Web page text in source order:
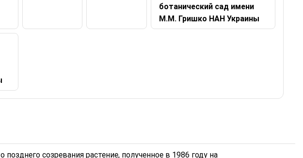
ботанический сад имени
М.М. Гришко НАН Украины
позднего созревания растение, полученное в 1986 году на